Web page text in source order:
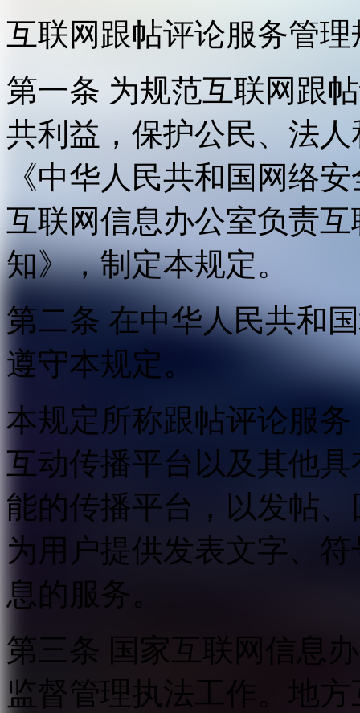
互联网跟帖评论服务管理
第一条 为规范互联网跟
共利益，保护公民、法
《中华人民共和国网络
互联网信息办公室负责
知》，制定本规定。
第二条 在中华人民共和
遵守本规定。
本规定所称跟帖评论服
互动传播平台以及其他
能的传播平台，以发帖
为用户提供发表文字、
息的服务。
第三条 国家互联网信息
监督管理执法工作。地